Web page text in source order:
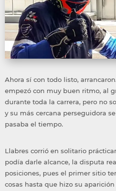
Ahora sí con todo listo,
empezó con muy buen ritmo, al
durante toda la carrera, pero no
y su más cercana perseguidora
pasaba el tiempo.
Llabres corrió en solitario
podía darle alcance, la disputa
posiciones, pues el primer sitio
cosas hasta que hizo su